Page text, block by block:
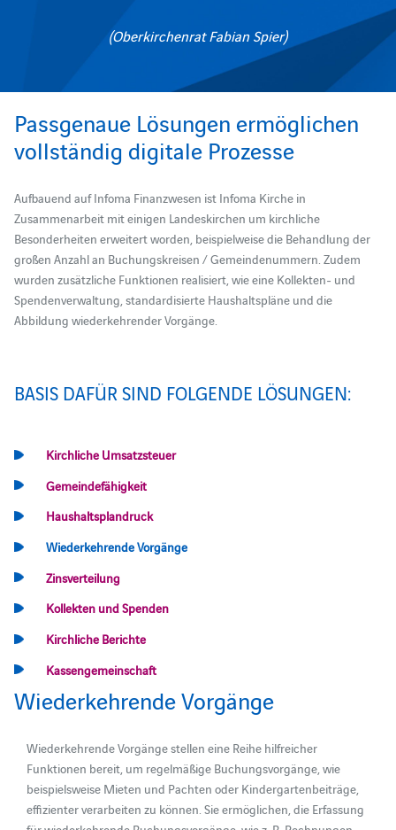
(Oberkirchenrat Fabian Spier)
Passgenaue Lösungen ermöglichen
vollständig digitale Prozesse
Aufbauend auf Infoma Finanzwesen ist Infoma Kirche in
Zusammenarbeit mit einigen Landeskirchen um kirchliche
Besonderheiten erweitert worden, beispielweise die Behandlung der
großen Anzahl an Buchungskreisen / Gemeindenummern. Zudem
wurden zusätzliche Funktionen realisiert, wie eine Kollekten- und
Spendenverwaltung, standardisierte Haushaltspläne und die
Abbildung wiederkehrender Vorgänge.
BASIS DAFÜR SIND FOLGENDE LÖSUNGEN:
Kirchliche Umsatzsteuer
Gemeindefähigkeit
Haushaltsplandruck
Wiederkehrende Vorgänge
Zinsverteilung
Kollekten und Spenden
Kirchliche Berichte
Kassengemeinschaft
Wiederkehrende Vorgänge
Wiederkehrende Vorgänge stellen eine Reihe hilfreicher
Funktionen bereit, um regelmäßige Buchungsvorgänge, wie
beispielsweise Mieten und Pachten oder Kindergartenbeiträge,
effizienter verarbeiten zu können. Sie ermöglichen, die Erfassung